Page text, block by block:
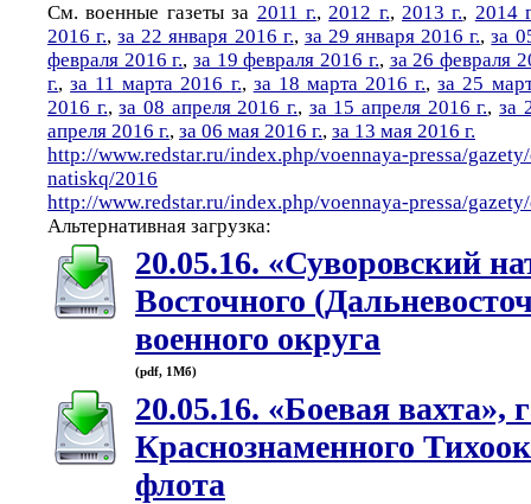
См. военные газеты за 2011 г.,2012 г., 2013 г., 2014
2016 г.,за 22 января 2016 г., за 29 января 2016 г.,за
февраля 2016 г.,за 19 февраля 2016 г., за 26 февраля
г.,за 11 марта 2016 г., за 18 марта 2016 г.,за 25
2016 г.,за 08 апреля 2016 г., за 15 апреля 2016 г.,за
апреля 2016 г., за 06 мая 2016 г., за 13 мая 2016 г.
http://www.redstar.ru/index.php/voennaya-pressa/
natiskq/2016
http://www.redstar.ru/index.php/voennaya-pressa/
Альтернативная загрузка:
20.05.16. «Суворовский
Восточного
военного округа
(pdf, 1Мб)
20.05.16. «Боевая вахта»,
Краснознаменного
флота